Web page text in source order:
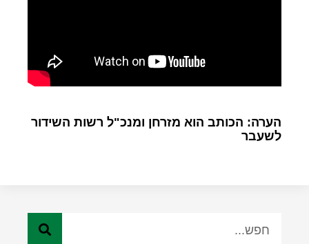
הערה: הכותב הוא מזרחן ומנכ"ל רשות השידור
לשעבר